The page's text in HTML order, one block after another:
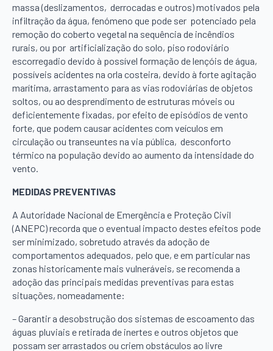
massa (deslizamentos, derrocadas e outros) motivados pela
infiltração da água, fenómeno que pode ser potenciado pela
remoção do coberto vegetal na sequência de incêndios
rurais, ou por artificialização do solo, piso rodoviário
escorregadio devido à possível formação de lençóis de água,
possíveis acidentes na orla costeira, devido à forte agitação
marítima, arrastamento para as vias rodoviárias de objetos
soltos, ou ao desprendimento de estruturas móveis ou
deficientemente fixadas, por efeito de episódios de vento
forte, que podem causar acidentes com veículos em
circulação ou transeuntes na via pública, desconforto
térmico na população devido ao aumento da intensidade do
vento.
MEDIDAS PREVENTIVAS
A Autoridade Nacional de Emergência e Proteção Civil
(ANEPC) recorda que o eventual impacto destes efeitos pode
ser minimizado, sobretudo através da adoção de
comportamentos adequados, pelo que, e em particular nas
zonas historicamente mais vulneráveis, se recomenda a
adoção das principais medidas preventivas para estas
situações, nomeadamente:
– Garantir a desobstrução dos sistemas de escoamento das
águas pluviais e retirada de inertes e outros objetos que
possam ser arrastados ou criem obstáculos ao livre